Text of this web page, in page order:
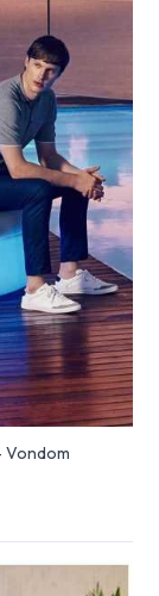
Vondom